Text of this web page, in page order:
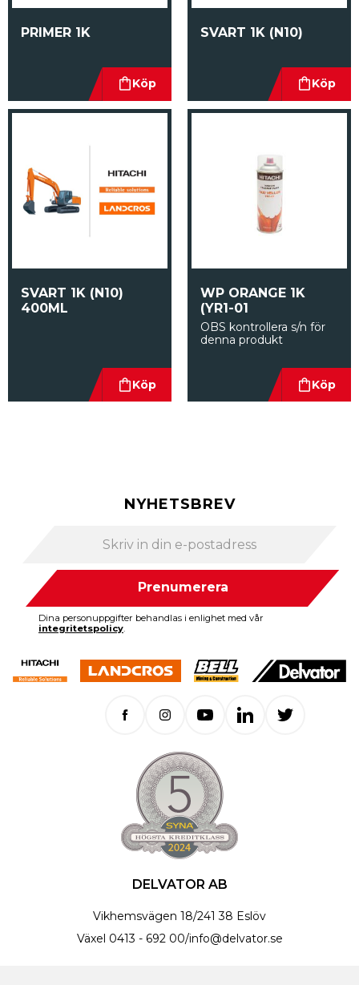
PRIMER 1K SVART 1K (N10)
SVART 1K (N10)
400ML
WP ORANGE 1K
(YR1-01
OBS kontrollera s/n för
denna produkt
NYHETSBREV
Prenumerera
Dina personuppgifter behandlas i enlighet med vår
integritetspolicy.
DELVATOR AB
Vikhemsvägen 18/241 38 Eslöv
Växel 0413 - 692 00/info@delvator.se